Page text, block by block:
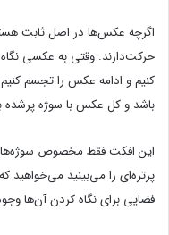
اگرچه عکس‌ها در اصل ثابت
حرکت‌دارند. وقتی به عکسی
کنیم و ادامه عکس را تجسم
باشد و کل عکس با سوژه پرشده
این افکت فقط مخصوص
پرتره‌ای را می‌بینید می‌خواهید که
فضایی برای نگاه کردن آن‌ها